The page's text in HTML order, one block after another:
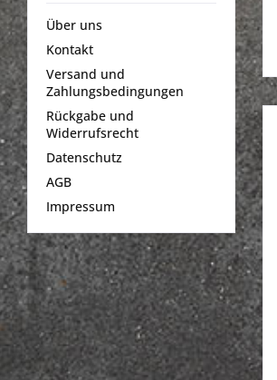
Über uns
Kontakt
Versand und
Zahlungsbedingungen
Rückgabe und
Widerrufsrecht
Datenschutz
AGB
Impressum